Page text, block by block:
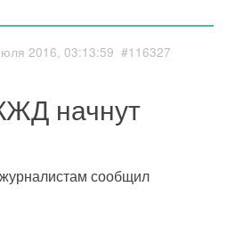
2016, 03:13:59 #116327
начнут
сообщил